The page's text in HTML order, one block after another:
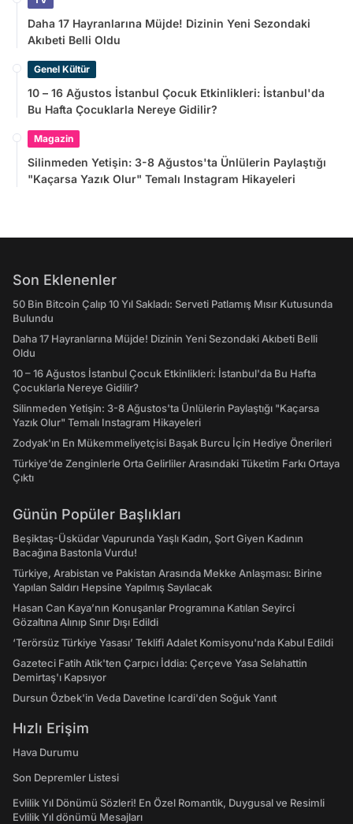
Daha 17 Hayranlarına Müjde! Dizinin Yeni Sezondaki
Akıbeti Belli Oldu
Genel Kültür
10 – 16 Ağustos İstanbul Çocuk Etkinlikleri: İstanbul'da
Bu Hafta Çocuklarla Nereye Gidilir?
Magazin
Silinmeden Yetişin: 3-8 Ağustos'ta Ünlülerin Paylaştığı
"Kaçarsa Yazık Olur" Temalı Instagram Hikayeleri
Son Eklenenler
50 Bin Bitcoin Çalıp 10 Yıl Sakladı: Serveti Patlamış Mısır Kutusunda
Bulundu
Daha 17 Hayranlarına Müjde! Dizinin Yeni Sezondaki Akıbeti Belli
Oldu
10 – 16 Ağustos İstanbul Çocuk Etkinlikleri: İstanbul'da Bu Hafta
Çocuklarla Nereye Gidilir?
Silinmeden Yetişin: 3-8 Ağustos'ta Ünlülerin Paylaştığı "Kaçarsa
Yazık Olur" Temalı Instagram Hikayeleri
Zodyak'ın En Mükemmeliyetçisi Başak Burcu İçin Hediye Önerileri
Türkiye’de Zenginlerle Orta Gelirliler Arasındaki Tüketim Farkı Ortaya
Çıktı
Günün Popüler Başlıkları
Beşiktaş-Üsküdar Vapurunda Yaşlı Kadın, Şort Giyen Kadının
Bacağına Bastonla Vurdu!
Türkiye, Arabistan ve Pakistan Arasında Mekke Anlaşması: Birine
Yapılan Saldırı Hepsine Yapılmış Sayılacak
Hasan Can Kaya’nın Konuşanlar Programına Katılan Seyirci
Gözaltına Alınıp Sınır Dışı Edildi
‘Terörsüz Türkiye Yasası’ Teklifi Adalet Komisyonu'nda Kabul Edildi
Gazeteci Fatih Atik'ten Çarpıcı İddia: Çerçeve Yasa Selahattin
Demirtaş'ı Kapsıyor
Dursun Özbek'in Veda Davetine Icardi'den Soğuk Yanıt
Hızlı Erişim
Hava Durumu
Son Depremler Listesi
Evlilik Yıl Dönümü Sözleri! En Özel Romantik, Duygusal ve Resimli
Evlilik Yıl dönümü Mesajları